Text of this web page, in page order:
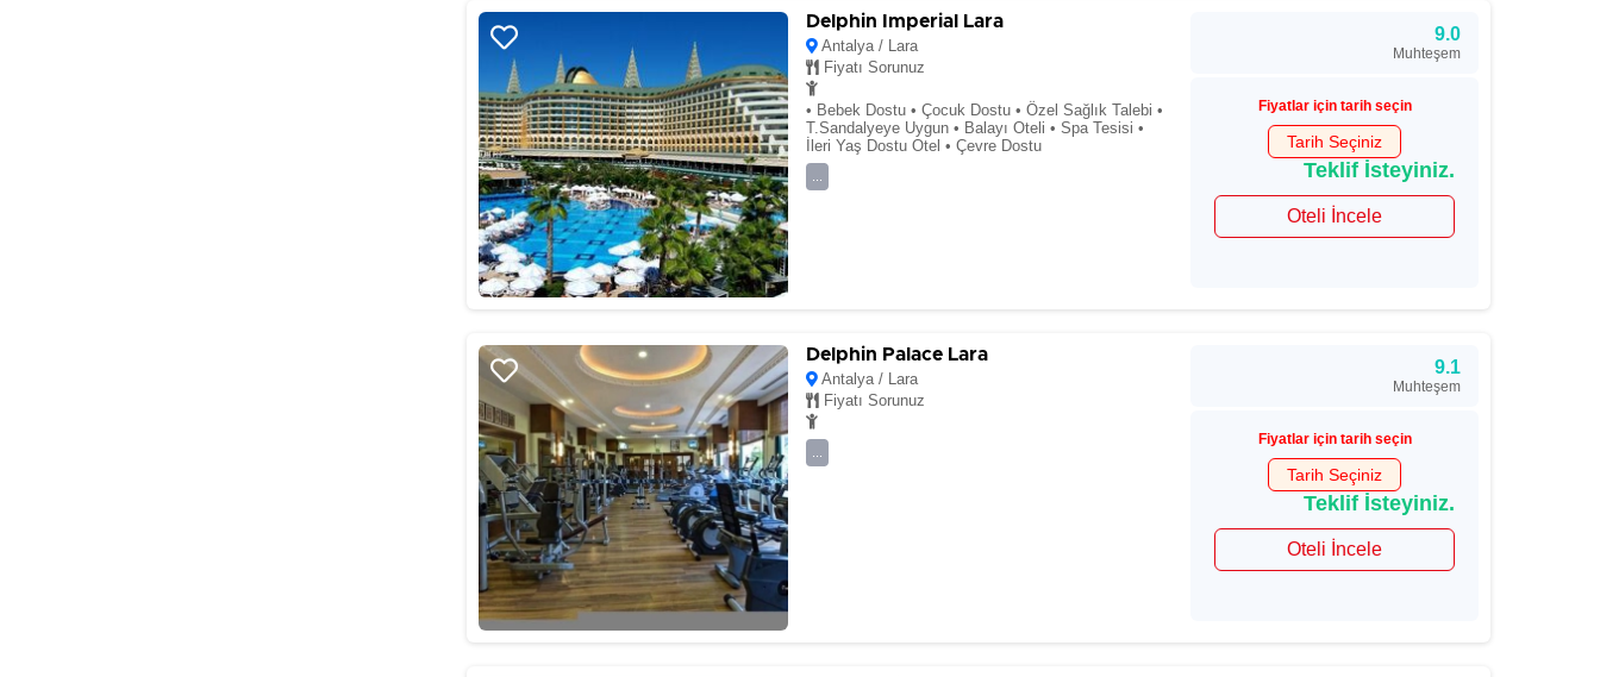
Delphin Imperial Lara
Antalya / Lara
Fiyatı Sorunuz
• Bebek Dostu • Çocuk Dostu • Özel Sağlık Talebi •
T.Sandalyeye Uygun • Balayı Oteli • Spa Tesisi •
İleri Yaş Dostu Otel • Çevre Dostu
9.0
Muhteşem
Fiyatlar için tarih seçin
Tarih Seçiniz
Teklif İsteyiniz.
Oteli İncele
Delphin Palace Lara
Antalya / Lara
Fiyatı Sorunuz
9.1
Muhteşem
Fiyatlar için tarih seçin
Tarih Seçiniz
Teklif İsteyiniz.
Oteli İncele